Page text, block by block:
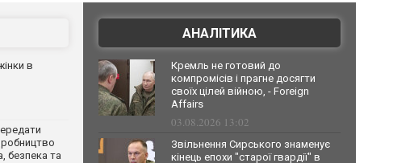
в
безпека та
АНАЛІТИКА
Кремль не готовий до
компромісів і прагне досягти
своїх цілей війною, - Foreign
Affairs
03.08.2026 13:02
Звільнення Сирського знаменує
кінець епохи "старої гвардії" в